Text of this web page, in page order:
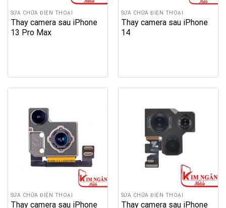
SỬA CHỮA ĐIỆN THOẠI
Thay camera sau iPhone
13 Pro Max
SỬA CHỮA ĐIỆN THOẠI
Thay camera sau iPhone
14
SỬA CHỮA ĐIỆN THOẠI
Thay camera sau iPhone
SỬA CHỮA ĐIỆN THOẠI
Thay camera sau iPhone